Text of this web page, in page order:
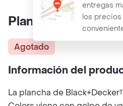
entregas
los precios
Plancha Black &
Agotado
Información del
La plancha de